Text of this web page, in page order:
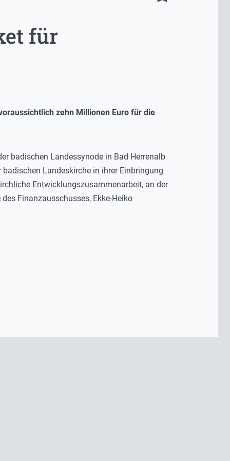
für
zehn Millionen Euro für die
badischen Landessynode in Bad Herrenalb
Landeskirche in ihrer Einbringung
Entwicklungszusammenarbeit, an der
Finanzausschusses, Ekke-Heiko